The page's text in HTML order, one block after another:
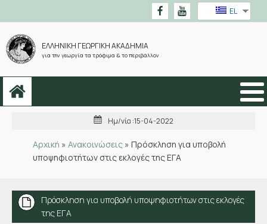
EL
ΕΛΛΗΝΙΚΗ ΓΕΩΡΓΙΚΗ ΑΚΑΔΗΜΙΑ
για την γεωργία τα τρόφιμα & το περιβάλλον
Ημ/νία :15-04-2022
Αρχική » Ανακοινώσεις» Πρόσκληση για υποβολή
υποψηφιοτήτων στις εκλογές της ΕΓΑ
Πρόσκληση για υποβολή υποψηφιοτήτων στις εκλογές
της ΕΓΑ